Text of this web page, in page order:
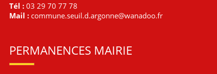
Tél : 03 29 70 77 78
Mail : commune.seuil.d.argonne@wanadoo.fr
PERMANENCES MAIRIE